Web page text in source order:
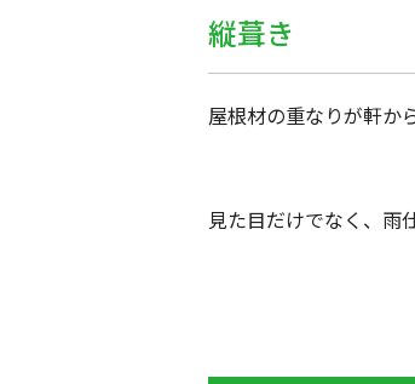
縦葺き
屋根材の重なりが軒か
見た目だけでなく、雨